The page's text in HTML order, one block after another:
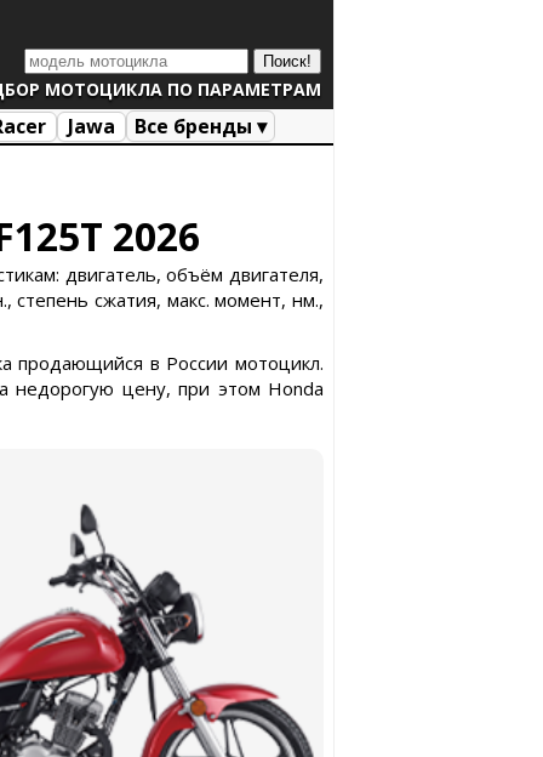
МОТОЦИКЛА ПО ПАРАМЕТРАМ
Jawa Все бренды ▾
2026
двигатель, объём двигателя,
сжатия, макс. момент, нм.,
продающийся в России мотоцикл.
недорогую цену, при этом Honda